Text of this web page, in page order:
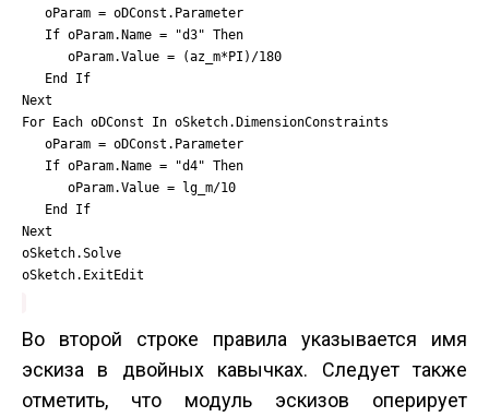
oParam = oDConst.Parameter
If oParam.Name = "d3" Then
oParam.Value = (az_m*PI)/180
End If
Next
For Each oDConst In oSketch.DimensionConstraints
oParam = oDConst.Parameter
If oParam.Name = "d4" Then
oParam.Value = lg_m/10
End If
Next
oSketch.Solve
oSketch.ExitEdit
Во второй строке правила указывается имя
эскиза в двойных кавычках. Следует также
отметить, что модуль эскизов оперирует